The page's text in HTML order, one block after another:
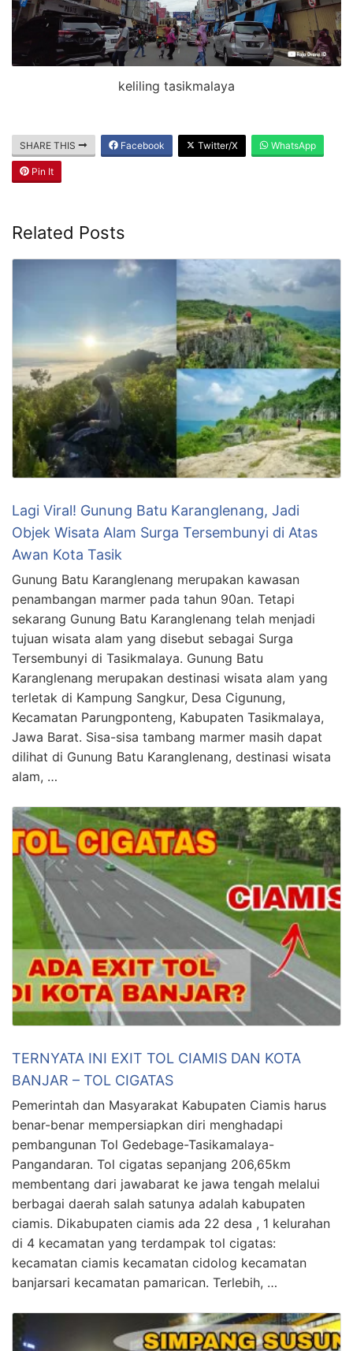
keliling tasikmalaya
SHARE THIS Facebook Twitter/X WhatsApp
Pin It
Related Posts
Lagi Viral! Gunung Batu Karanglenang, Jadi
Objek Wisata Alam Surga Tersembunyi di Atas
Awan Kota Tasik
Gunung Batu Karanglenang merupakan kawasan
penambangan marmer pada tahun 90an. Tetapi
sekarang Gunung Batu Karanglenang telah menjadi
tujuan wisata alam yang disebut sebagai Surga
Tersembunyi di Tasikmalaya. Gunung Batu
Karanglenang merupakan destinasi wisata alam yang
terletak di Kampung Sangkur, Desa Cigunung,
Kecamatan Parungponteng, Kabupaten Tasikmalaya,
Jawa Barat. Sisa-sisa tambang marmer masih dapat
dilihat di Gunung Batu Karanglenang, destinasi wisata
alam, …
TERNYATA INI EXIT TOL CIAMIS DAN KOTA
BANJAR – TOL CIGATAS
Pemerintah dan Masyarakat Kabupaten Ciamis harus
benar-benar mempersiapkan diri menghadapi
pembangunan Tol Gedebage-Tasikamalaya-
Pangandaran. Tol cigatas sepanjang 206,65km
membentang dari jawabarat ke jawa tengah melalui
berbagai daerah salah satunya adalah kabupaten
ciamis. Dikabupaten ciamis ada 22 desa , 1 kelurahan
di 4 kecamatan yang terdampak tol cigatas:
kecamatan ciamis kecamatan cidolog kecamatan
banjarsari kecamatan pamarican. Terlebih, …